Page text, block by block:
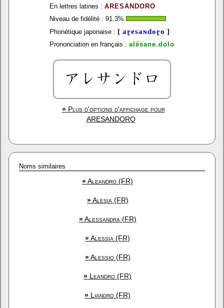
En lettres latines : ARESANDORO
Niveau de fidélité : 91.3%
Phonétique japonaise : [ aɽesaɴdoɽo ]
Prononciation en français : alésane.dolo
»Plus d'options d'affichage pour
ARESANDORO
Noms similaires
»Aleandro (FR)
»Alesia (FR)
»Alessandra (FR)
»Alessia (FR)
»Alessio (FR)
» Leandro (FR)
» Liandro (FR)